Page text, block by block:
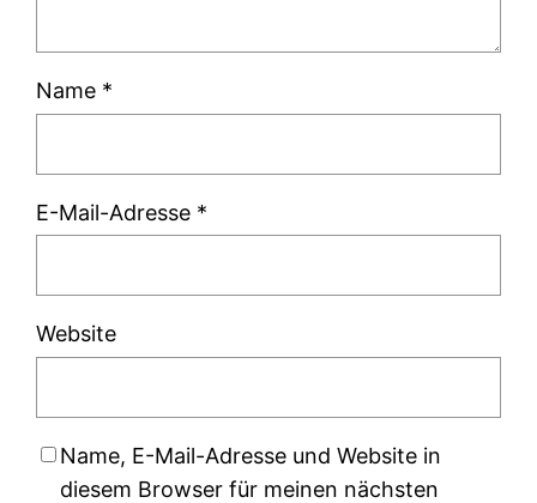
Name *
E-Mail-Adresse *
Website
Name, E-Mail-Adresse und Website in
diesem Browser für meinen nächsten